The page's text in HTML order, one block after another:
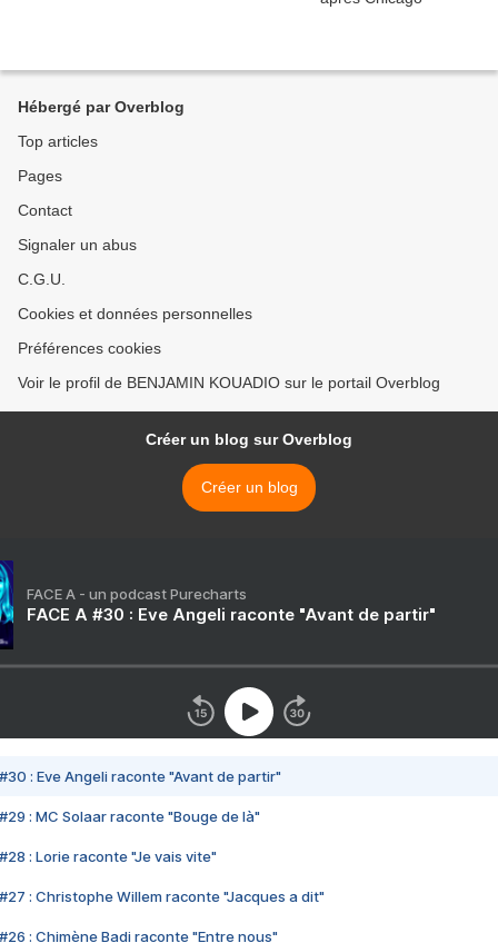
Hébergé par Overblog
Top articles
Pages
Contact
Signaler un abus
C.G.U.
Cookies et données personnelles
Préférences cookies
Voir le profil de BENJAMIN KOUADIO sur le portail Overblog
Créer un blog sur Overblog
Créer un blog
FACE A - un podcast Purecharts
FACE A #30 : Eve Angeli raconte "Avant de partir"
#30 : Eve Angeli raconte "Avant de partir"
#29 : MC Solaar raconte "Bouge de là"
#28 : Lorie raconte "Je vais vite"
#27 : Christophe Willem raconte "Jacques a dit"
#26 : Chimène Badi raconte "Entre nous"